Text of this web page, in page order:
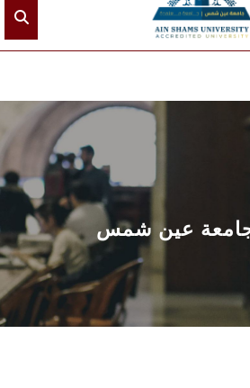
الرئيسيـة
عن الجامعة
القطاعـات
الشئون الأكاديمية
البحث العلمي
جامعة عين شمس